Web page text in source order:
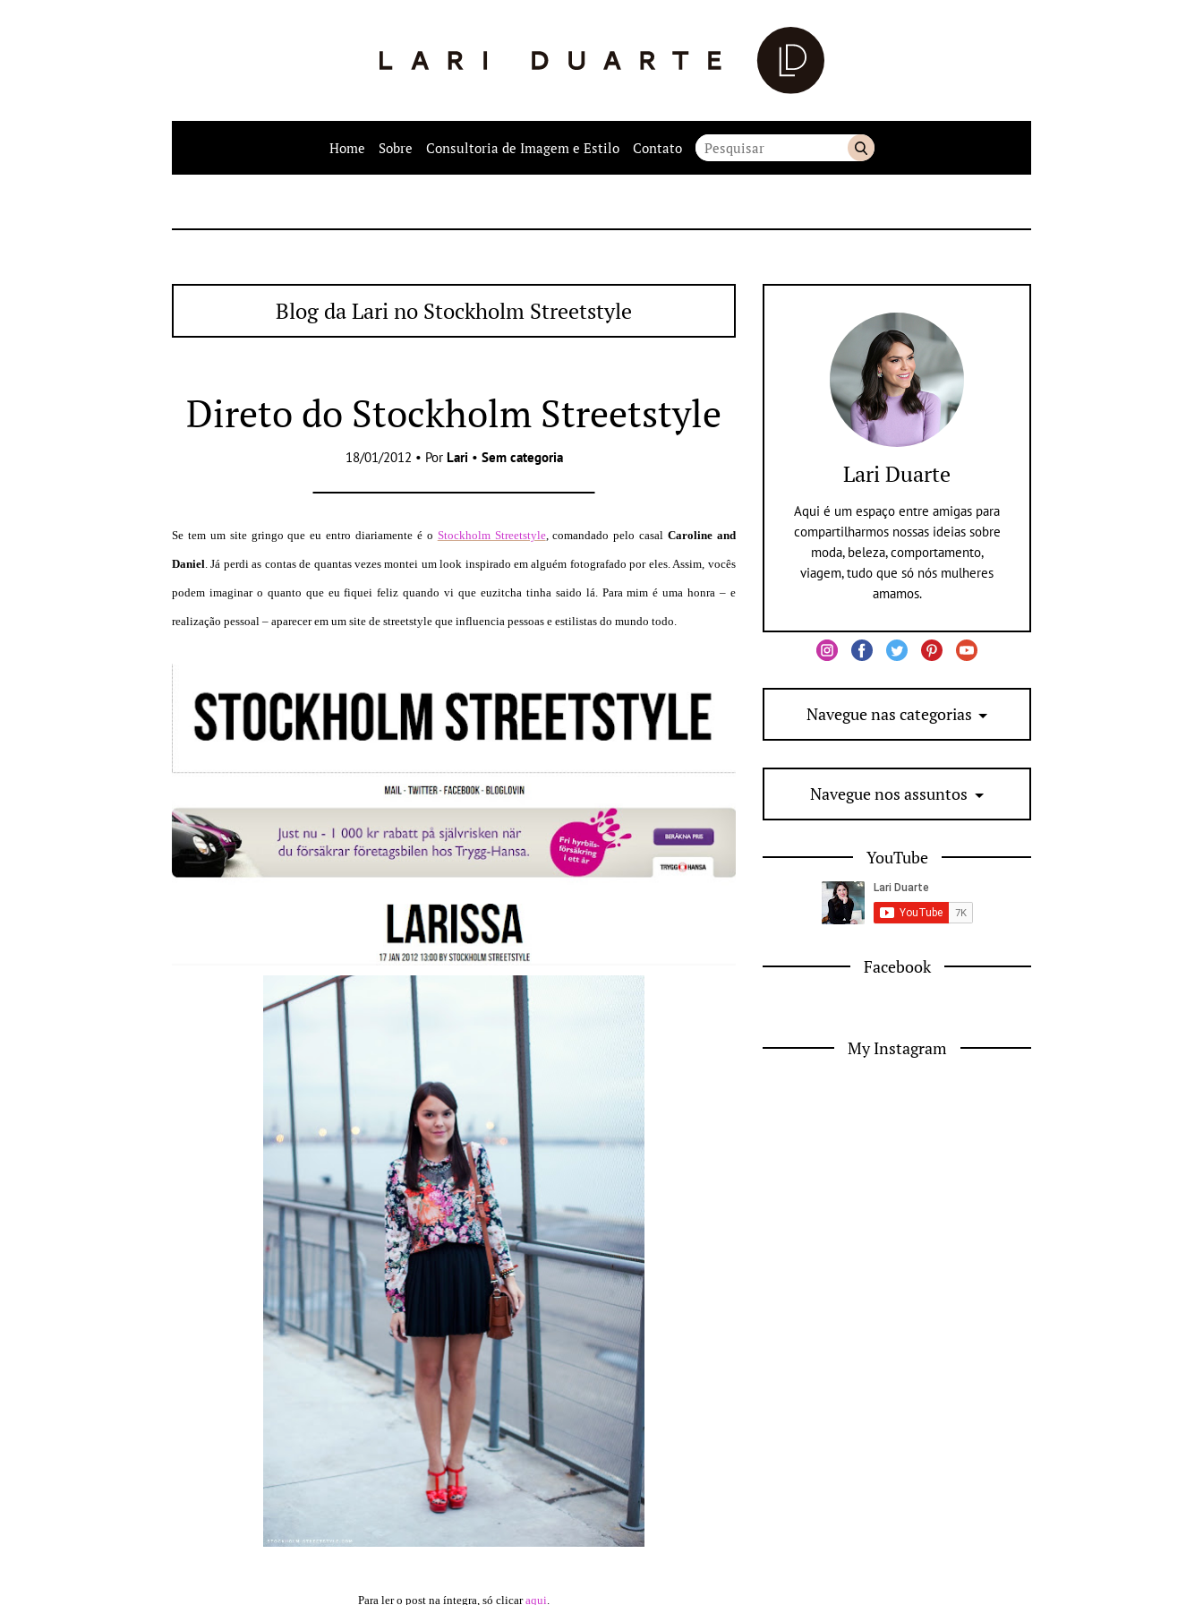
Home Sobre Consultoria de Imagem e Estilo Contato
Blog da Lari no Stockholm Streetstyle
Direto do Stockholm Streetstyle
18/01/2012 • Por Lari • Sem categoria
Se tem um site gringo que eu entro diariamente é o Stockholm Streetstyle, comandado pelo casalCaroline and
Daniel. Já perdi as contas de quantas vezes montei um look inspirado em alguém fotografado por eles. Assim, vocês
podem imaginar o quanto que eu fiquei feliz quando vi que euzitcha tinha saido lá. Para mim é uma honra – e
realização pessoal – aparecer em um site de streetstyle que influencia pessoas e estilistas do mundo todo.
Para ler o post na íntegra, só clicaraqui.
Lari Duarte
Aqui é um espaço entre amigas para
compartilharmos nossas ideias sobre
moda, beleza, comportamento,
viagem, tudo que só nós mulheres
amamos.
Navegue nas categorias
Navegue nos assuntos
YouTube
Facebook
My Instagram